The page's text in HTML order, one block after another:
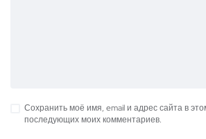
Сохранить моё имя, email и адрес сайта в
последующих моих комментариев.